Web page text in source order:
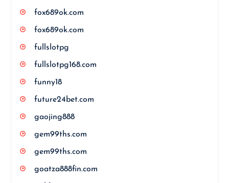
fox689ok.com
fox689ok.com
fullslotpg
fullslotpg168.com
funny18
future24bet.com
gaojing888
gem99ths.com
gem99ths.com
goatza888fin.com